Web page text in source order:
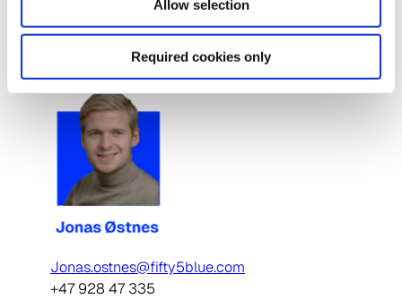
Allow selection
Required cookies only
Agnethe.karlsen@fifty5blue.com
+47 907 47 535
Jonas.ostnes@fifty5blue.com
+47 928 47 335